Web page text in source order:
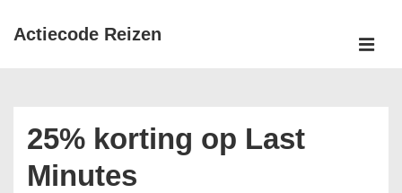
Doorgaan
Actiecode Reizen
25% korting op Last
Minutes